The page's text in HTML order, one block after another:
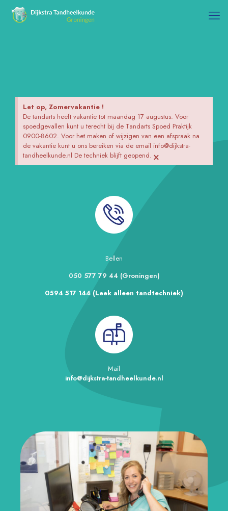
Let op, Zomervakantie !
De tandarts heeft vakantie tot maandag 17 augustus. Voor
spoedgevallen kunt u terecht bij de Tandarts Spoed Praktijk
0900-8602. Voor het maken of wijzigen van een afspraak na
de vakantie kunt u ons bereiken via de email info@dijkstra-
tandheelkunde.nl De techniek blijft geopend. ×
Bellen
050 577 79 44 (Groningen)
0594 517 144 (Leek alleen tandtechniek)
Mail
info@dijkstra-tandheelkunde.nl